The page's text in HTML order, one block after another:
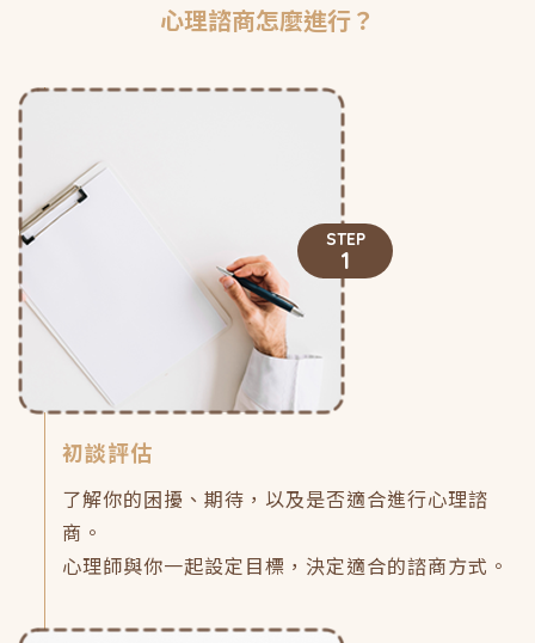
心理諮商怎麼進行？
STEP
1
初談評估
了解你的困擾、期待，以及是否適合進行心理諮
商。
心理師與你一起設定目標，決定適合的諮商方式。